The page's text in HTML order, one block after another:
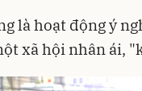
là hoạt động ý
xã hội nhân ái,